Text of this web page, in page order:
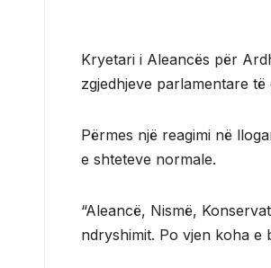
Kryetari i Aleancës për
zgjedhjeve parlamentare
Përmes një reagimi në
e shteteve normale.
“Aleancë, Nismë,
ndryshimit. Po vjen koha e